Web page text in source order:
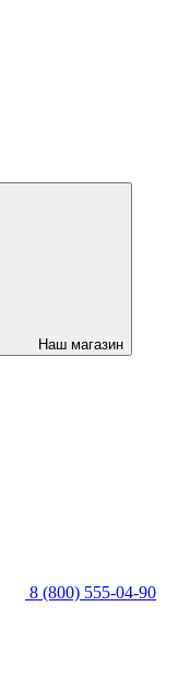
Наш магазин
8 (800) 555-04-90